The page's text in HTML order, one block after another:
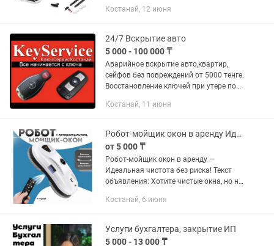
Костанай, 12 июня
24/7 Вскрытие авто
5 000 - 100 000 ₸
Аварийное вскрытие авто,квартир,
сейфов без повреждений от 5000 тенге.
Восстановление ключей при утере по
Прописка смарт ключей, чипы для
Костанай, 11 июня
Робот-мойщик окон в аренду Идеальная чистота без риска!
от 5 000 ₸
Робот-мойщик окон в аренду —
Идеальная чистота без риска! Текст
объявления: Хотите чистые окна, но не
или рисковать, работая на высоте?
Костанай, 6 июня
Услуги бухгалтера, закрытие ИП
5 000 - 13 000 ₸